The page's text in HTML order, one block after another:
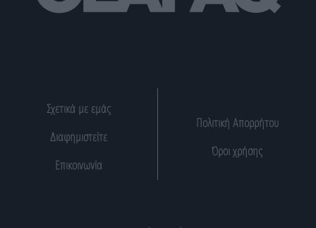
Σχετικά με εμάς
Διαφημιστείτε
Επικοινωνία
Πολιτική Απορρήτου
Όροι χρήσης